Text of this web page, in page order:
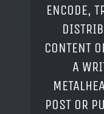
ENCODE,
CONTENT
A
POST OR